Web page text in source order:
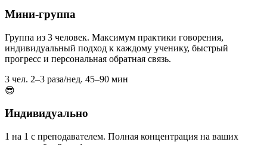
Мини-группа
Группа из 3 человек. Максимум практики говорения,
индивидуальный подход к каждому ученику, быстрый
прогресс и персональная обратная связь.
3 чел. 2–3 раза/нед. 45–90 мин
😎
Индивидуально
1 на 1 с преподавателем. Полная концентрация на ваших